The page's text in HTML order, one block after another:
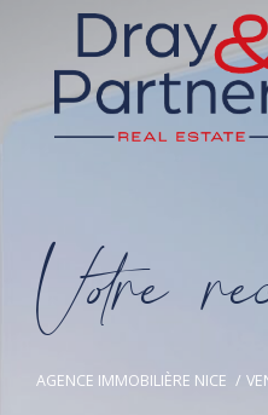
Vore re
AGENCE IMMOBILIÈRE NICE